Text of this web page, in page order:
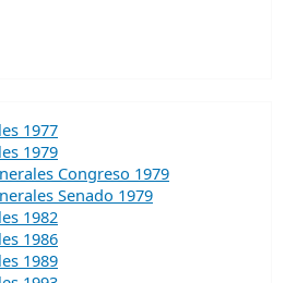
1977
1979
Congreso 1979
Senado 1979
1982
1986
1989